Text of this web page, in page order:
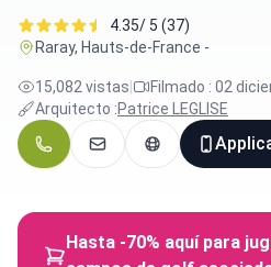
4.35/ 5 (37)
Raray, Hauts-de-France -
15,082 vistas Filmado : 02
Arquitecto :Patrice LEGLISE
Hasta -70% aquí para